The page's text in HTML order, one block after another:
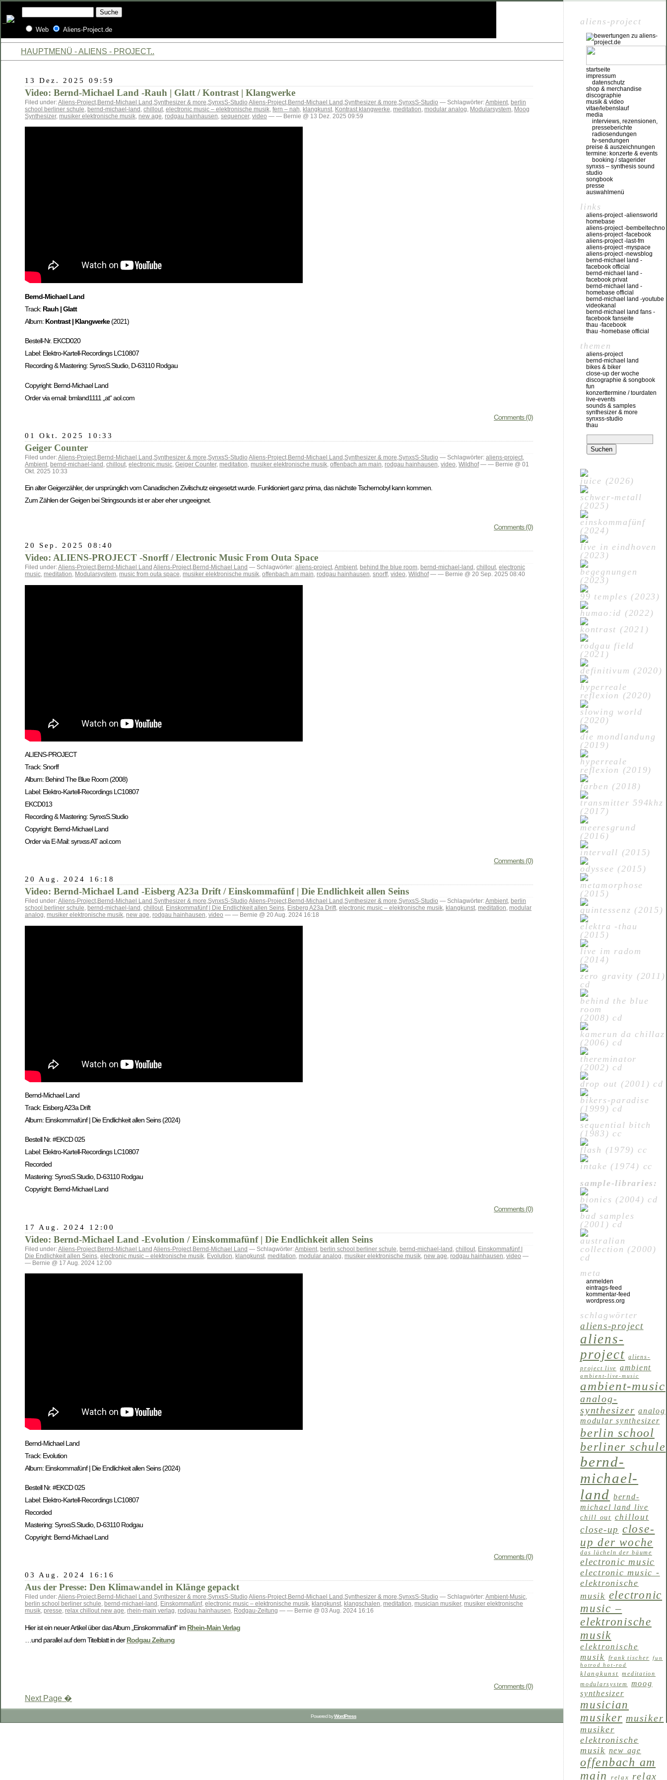
Web Aliens-Project.de
HAUPTMENÜ - ALIENS - PROJECT..
13 Dez. 2025 09:59
Video: Bernd-Michael Land -Rauh | Glatt / Kontrast | Klangwerke
Filed under:Aliens-Project,Bernd-Michael Land ,Synthesizer & more,SynxsS-Studio Aliens-Project,Bernd-Michael Land ,Synthesizer & more,SynxsS-Studio — Schlagwörter:Ambient, berlin
school berliner schule, bernd-michael-land , chillout, electronic music – elektronische musik, fern – nah, klangkunst, Kontrast klangwerke, meditation, modular analog, Modularsystem, Moog
Synthesizer, musiker elektronische musik, new age, rodgau hainhausen, sequencer, video — — Bernie @ 13 Dez. 2025 09:59
Bernd-Michael Land
Track: Rauh | Glatt
Album: Kontrast | Klangwerke(2021)
Bestell-Nr. EKCD020
Label: Elektro-Kartell-Recordings LC10807
Recording & Mastering: SynxsS.Studio, D-63110 Rodgau
Copyright: Bernd-Michael Land
Order via email: bmland1111 „at“ aol.com
Comments (0)
01 Okt. 2025 10:33
Geiger Counter
Filed under:Aliens-Project,Bernd-Michael Land ,Synthesizer & more,SynxsS-Studio Aliens-Project,Bernd-Michael Land ,Synthesizer & more,SynxsS-Studio — Schlagwörter: aliens-project,
Ambient, bernd-michael-land , chillout, electronic music, Geiger Counter, meditation, musiker elektronische musik, offenbach am main, rodgau hainhausen, video, Wildhof— — Bernie @ 01
Okt. 2025 10:33
Ein alter Geigerzähler, der ursprünglich vom Canadischen Zivilschutz eingesetzt wurde. Funktioniert ganz prima, das nächste Tschernobyl kann kommen.
Zum Zählen der Geigen bei Stringsounds ist er aber eher ungeeignet.
Comments (0)
20 Sep. 2025 08:40
Video: ALIENS-PROJECT -Snorff / Electronic Music From Outa Space
Filed under:Aliens-Project,Bernd-Michael Land Aliens-Project,Bernd-Michael Land — Schlagwörter: aliens-project,Ambient, behind the blue room, bernd-michael-land , chillout, electronic
music, meditation, Modularsystem, music from outa space, musiker elektronische musik, offenbach am main, rodgau hainhausen, snorff, video, Wildhof— — Bernie @ 20 Sep. 2025 08:40
ALIENS-PROJECT
Track: Snorff
Album: Behind The Blue Room (2008)
Label: Elektro-Kartell-Recordings LC10807
EKCD013
Recording & Mastering: SynxsS.Studio
Copyright: Bernd-Michael Land
Order via E-Mail: synxss AT aol.com
Comments (0)
20 Aug. 2024 16:18
Video: Bernd-Michael Land -Eisberg A23a Drift / Einskommafünf | Die Endlichkeit allen Seins
Filed under:Aliens-Project,Bernd-Michael Land ,Synthesizer & more,SynxsS-Studio Aliens-Project,Bernd-Michael Land ,Synthesizer & more,SynxsS-Studio — Schlagwörter:Ambient, berlin
school berliner schule, bernd-michael-land , chillout, Einskommafünf | Die Endlichkeit allen Seins, Eisberg A23a Drift, electronic music – elektronische musik, klangkunst, meditation, modular
analog, musiker elektronische musik, new age, rodgau hainhausen, video — — Bernie @ 20 Aug. 2024 16:18
Bernd-Michael Land
Track: Eisberg A23a Drift
Album: Einskommafünf | Die Endlichkeit allen Seins (2024)
Bestell Nr. #EKCD 025
Label: Elektro-Kartell-Recordings LC10807
Recorded
Mastering: SynxsS.Studio, D-63110 Rodgau
Copyright: Bernd-Michael Land
Comments (0)
17 Aug. 2024 12:00
Video: Bernd-Michael Land -Evolution / Einskommafünf | Die Endlichkeit allen Seins
Filed under:Aliens-Project,Bernd-Michael Land Aliens-Project,Bernd-Michael Land — Schlagwörter:Ambient, berlin school berliner schule, bernd-michael-land, chillout, Einskommafünf |
Die Endlichkeit allen Seins, electronic music – elektronische musik, Evolution, klangkunst, meditation, modular analog, musiker elektronische musik, new age, rodgau hainhausen, video —
— Bernie @ 17 Aug. 2024 12:00
Bernd-Michael Land
Track: Evolution
Album: Einskommafünf | Die Endlichkeit allen Seins (2024)
Bestell Nr. #EKCD 025
Label: Elektro-Kartell-Recordings LC10807
Recorded
Mastering: SynxsS.Studio, D-63110 Rodgau
Copyright: Bernd-Michael Land
Comments (0)
03 Aug. 2024 16:16
Aus der Presse: Den Klimawandel in Klänge gepackt
Filed under:Aliens-Project,Bernd-Michael Land ,Synthesizer & more,SynxsS-Studio Aliens-Project,Bernd-Michael Land ,Synthesizer & more,SynxsS-Studio — Schlagwörter:Ambient-Music,
berlin school berliner schule, bernd-michael-land , Einskommafünf, electronic music – elektronische musik, klangkunst, klangschalen, meditation, musician musiker, musiker elektronische
musik, presse, relax chillout new age, rhein-main verlag, rodgau hainhausen, Rodgau-Zeitung — — Bernie @ 03 Aug. 2024 16:16
Hier ist ein neuer Artikel über das Album „Einskommafünf“ im Rhein-Main Verlag
…und parallel auf dem Titelblatt in derRodgau Zeitung
Comments (0)
Next Page �
aliens-project
startseite
impressum
datenschutz
shop & merchandise
discographie
musik & video
vitae/lebenslauf
media
interviews, rezensionen,
presseberichte
radiosendungen
tv-sendungen
preise & auszeichnungen
termine: konzerte & events
booking / stagerider
synxss – synthesis sound
studio
songbook
presse
auswahlmenü
links
aliens-project -aliensworld
homebase
aliens-project -bembeltechno
aliens-project -facebook
aliens-project -last-fm
aliens-project -myspace
aliens-project -newsblog
bernd-michael land -
facebook official
bernd-michael land -
facebook privat
bernd-michael land -
homebase official
bernd-michael land -youtube
videokanal
bernd-michael land fans -
facebook fanseite
thau -facebook
thau -homebase official
themen
aliens-project
bernd-michael land
bikes & biker
close-up der woche
discographie & songbook
fun
konzerttermine / tourdaten
live-events
sounds & samples
synthesizer & more
synxss-studio
thau
nach:
juice (2026)
schwer-metall
(2025)
einskommafünf
(2024)
live in eindhoven
(2023)
begegnungen
(2023)
99 temples (2023)
humao:id (2022)
kontrast (2021)
rodgau field
(2021)
definitivum (2020)
hyperreale
reflexion (2020)
slowing world
(2020)
die mondlandung
(2019)
hyperreale
reflexion (2019)
farben (2018)
transmitter 594khz
(2017)
meeresgrund
(2016)
intervall (2015)
odyssee (2015)
metamorphose
(2015)
quintessenz (2015)
elektra -thau
(2015)
live im radom
(2014)
zero gravity (2011)
cd
behind the blue
room
(2008) cd
kamerun da chillaz
(2006) cd
thereminator
(2002) cd
drop out (2001) cd
bikers-paradise
(1999) cd
sequential bitch
(1983) cc
flash (1979) cc
intake (1974) cc
sample-libraries:
bionics (2004) cd
bad samples
(2001) cd
australian
collection (2000)
cd
meta
anmelden
eintrags-feed
kommentar-feed
wordpress.org
schlagwörter
aliens-project
aliens-
project
aliens-
project live
ambient
ambient-live-music
ambient-music
analog-
synthesizer analog
modular synthesizer
berlin school
berliner schule
bernd-
michael-
land bernd-
michael land live
chill out chillout
close-up close-
up der woche
das lächeln der bäume
electronic music
electronic music -
elektronische
musik electronic
music –
elektronische
musik
elektronische
musik
frank tischer fun
hotrod hot-rod
klangkunst meditation
modularsystem
moog
synthesizer
musician
musiker musiker
musiker
elektronische
musik new age
offenbach am
main
relax relax
Powered byWordPress